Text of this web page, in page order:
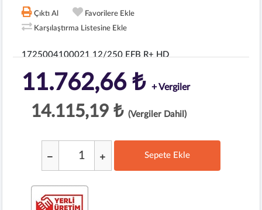
Çıktı Al
Favorilere Ekle
Karşılaştırma Listesine Ekle
1725004100021 12/250 EFB R+ HD
11.762,66 ₺ + Vergiler
14.115,19 ₺ (Vergiler Dahil)
Sepete Ekle